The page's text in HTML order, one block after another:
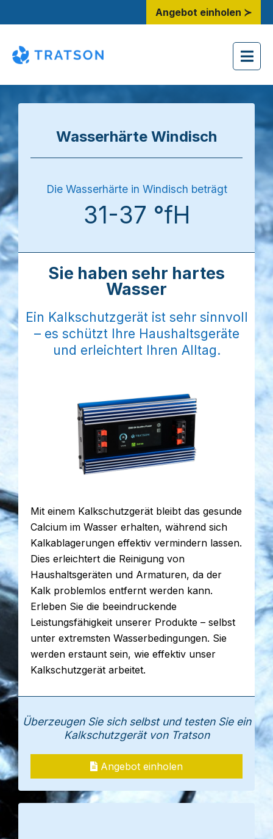
Angebot einholen ≻
Wasserhärte Windisch
Die Wasserhärte in Windisch beträgt
31-37 °fH
Sie haben sehr hartes
Wasser
Ein Kalkschutzgerät ist sehr sinnvoll
– es schützt Ihre Haushaltsgeräte
und erleichtert Ihren Alltag.
Mit einem Kalkschutzgerät bleibt das gesunde
Calcium im Wasser erhalten, während sich
Kalkablagerungen effektiv vermindern lassen.
Dies erleichtert die Reinigung von
Haushaltsgeräten und Armaturen, da der
Kalk problemlos entfernt werden kann.
Erleben Sie die beeindruckende
Leistungsfähigkeit unserer Produkte – selbst
unter extremsten Wasserbedingungen. Sie
werden erstaunt sein, wie effektiv unser
Kalkschutzgerät arbeitet.
Überzeugen Sie sich selbst und testen Sie ein
Kalkschutzgerät von Tratson
Angebot einholen